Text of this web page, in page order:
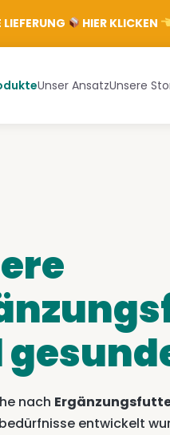
HIER KLICKEN
Unser AnsatzUnsere
nach
entwickelt